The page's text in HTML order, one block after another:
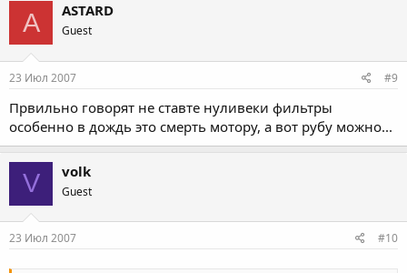
A ASTARD
Guest
23 Июл 2007 #9
Првильно говорят не ставте нуливеки фильтры
особенно в дождь это смерть мотору, а вот рубу можно...
V volk
Guest
23 Июл 2007 #10